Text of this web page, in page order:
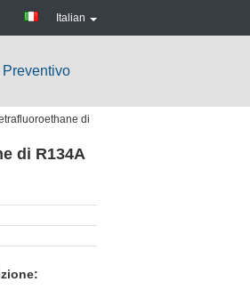
Italian
di
di R134A